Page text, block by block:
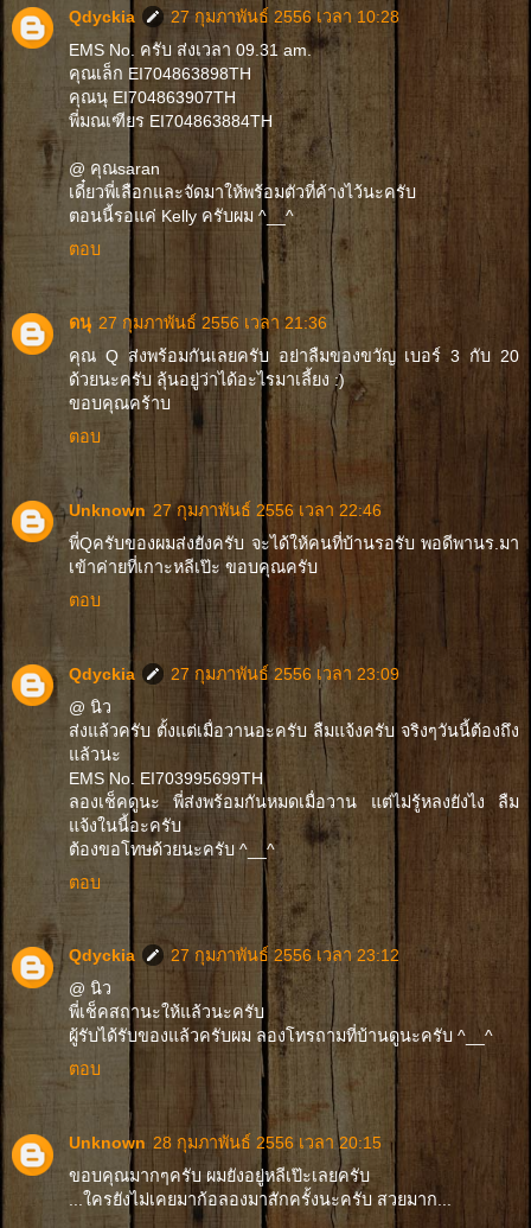
Qdyckia
27 กุมภาพันธ์ 2556 เวลา 10:28
EMS No. ครับ ส่งเวลา 09.31 am.
คุณเล็ก EI704863898TH
คุณนุ EI704863907TH
พี่มณเฑียร EI704863884TH
@ คุณsaran
เดี๋ยวพี่เลือกและจัดมาให้พร้อมตัวที่ค้างไว้นะครับ
ตอนนี้รอแค่ Kelly ครับผม ^__^
ตอบ
ดนุ 27 กุมภาพันธ์ 2556 เวลา 21:36
คุณ Q ส่งพร้อมกันเลยครับ อย่าลืมของขวัญ เบอร์ 3 กับ 20
ด้วยนะครับ ลุ้นอยู่ว่าได้อะไรมาเลี้ยง :)
ขอบคุณคร้าบ
ตอบ
Unknown 27 กุมภาพันธ์ 2556 เวลา 22:46
พี่Qครับของผมส่งยังครับ จะได้ให้คนที่บ้านรอรับ พอดีพานร.มา
เข้าค่ายที่เกาะหลีเป๊ะ ขอบคุณครับ
ตอบ
Qdyckia
27 กุมภาพันธ์ 2556 เวลา 23:09
@ นิว
ส่งแล้วครับ ตั้งแต่เมื่อวานอะครับ ลืมแจ้งครับ จริงๆวันนี้ต้องถึง
แล้วนะ
EMS No. EI703995699TH
ลองเช็คดูนะ พี่ส่งพร้อมกันหมดเมื่อวาน แต่ไม่รู้หลงยังไง ลืม
แจ้งในนี้อะครับ
ต้องขอโทษด้วยนะครับ ^__^
ตอบ
Qdyckia
27 กุมภาพันธ์ 2556 เวลา 23:12
@ นิว
พี่เช็คสถานะให้แล้วนะครับ
ผู้รับได้รับของแล้วครับผม ลองโทรถามที่บ้านดูนะครับ ^__^
ตอบ
Unknown 28 กุมภาพันธ์ 2556 เวลา 20:15
ขอบคุณมากๆครับ ผมยังอยู่หลีเป๊ะเลยครับ
...ใครยังไม่เคยมาก้อลองมาสักครั้งนะครับ สวยมาก...